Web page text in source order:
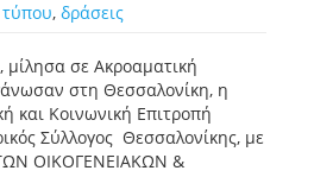
τύπου, δράσεις
σε Ακροαματική
στη Θεσσαλονίκη, η
και Κοινωνική Επιτροπή
Σύλλογος Θεσσαλονίκης, με
ΟΙΚΟΓΕΝΕΙΑΚΩΝ &